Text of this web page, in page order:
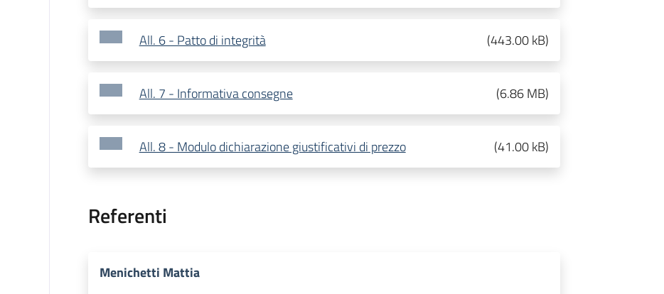
All. 6 - Patto di integrità (443.00 kB)
All. 7 - Informativa consegne (6.86 MB)
All. 8 - Modulo dichiarazione giustificativi di prezzo (41.00 kB)
Referenti
Menichetti Mattia